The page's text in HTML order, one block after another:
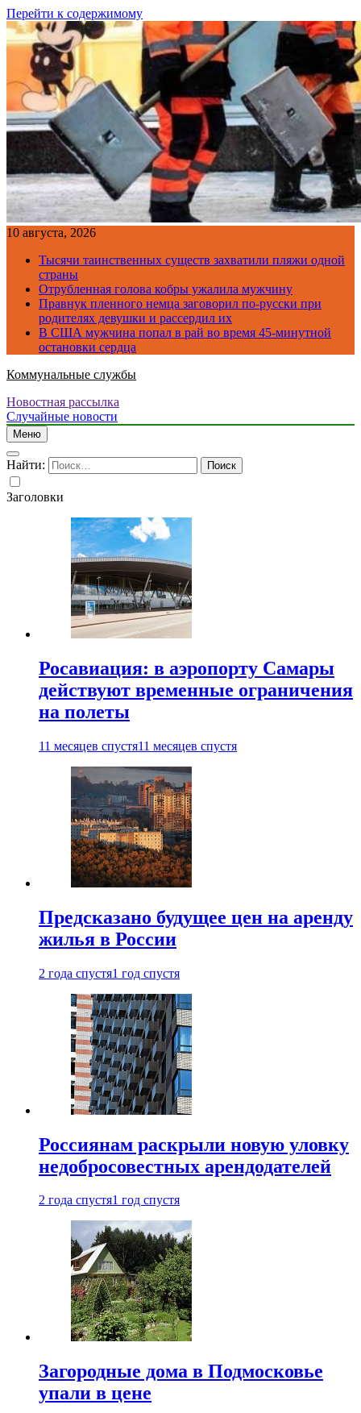
Перейти к содержимому
10 августа, 2026
Тысячи таинственных существ захватили пляжи одной
страны
Отрубленная голова кобры ужалила мужчину
Правнук пленного немца заговорил по-русски при
родителях девушки и рассердил их
В США мужчина попал в рай во время 45-минутной
остановки сердца
Коммунальные службы
Новостная рассылка
Случайные новости
Меню
Найти:
Заголовки
Росавиация: в аэропорту Самары
действуют временные ограничения
на полеты
11 месяцев спустя11 месяцев спустя
Предсказано будущее цен на аренду
жилья в России
2 года спустя1 год спустя
Россиянам раскрыли новую уловку
недобросовестных арендодателей
2 года спустя1 год спустя
Загородные дома в Подмосковье
упали в цене